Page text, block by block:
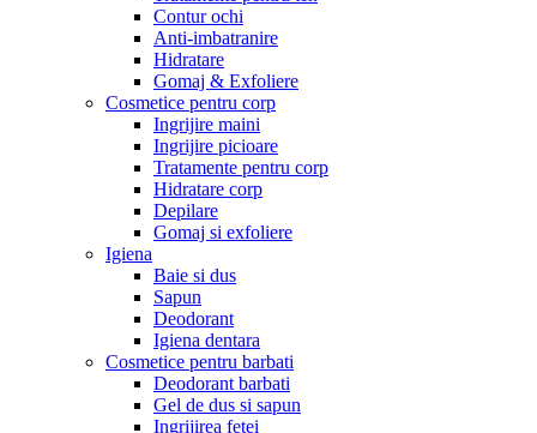
Contur ochi
Anti-imbatranire
Hidratare
Gomaj & Exfoliere
Cosmetice pentru corp
Ingrijire maini
Ingrijire picioare
Tratamente pentru corp
Hidratare corp
Depilare
Gomaj si exfoliere
Igiena
Baie si dus
Sapun
Deodorant
Igiena dentara
Cosmetice pentru barbati
Deodorant barbati
Gel de dus si sapun
Ingrijirea fetei